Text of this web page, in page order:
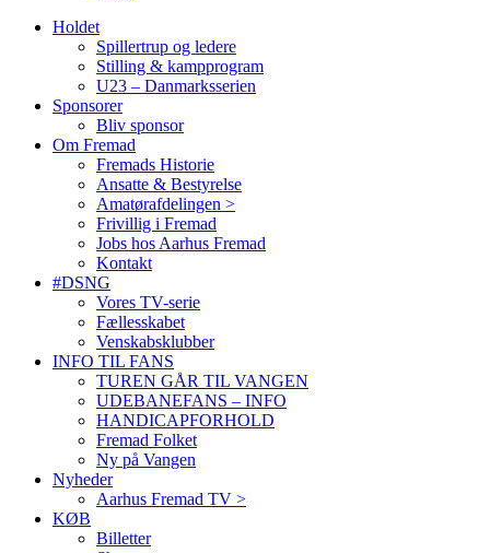
Holdet
Spillertrup og ledere
Stilling & kampprogram
U23 – Danmarksserien
Sponsorer
Bliv sponsor
Om Fremad
Fremads Historie
Ansatte & Bestyrelse
Amatørafdelingen >
Frivillig i Fremad
Jobs hos Aarhus Fremad
Kontakt
#DSNG
Vores TV-serie
Fællesskabet
Venskabsklubber
INFO TIL FANS
TUREN GÅR TIL VANGEN
UDEBANEFANS – INFO
HANDICAPFORHOLD
Fremad Folket
Ny på Vangen
Nyheder
Aarhus Fremad TV >
KØB
Billetter